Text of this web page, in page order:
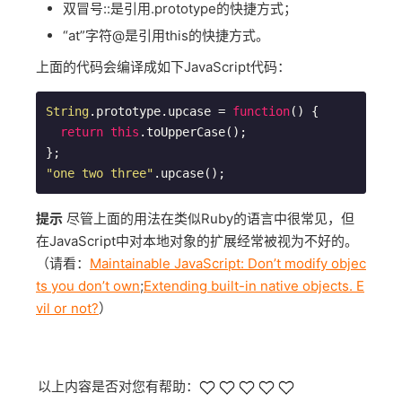
双冒号::是引用.prototype的快捷方式；
“at”字符@是引用this的快捷方式。
上面的代码会编译成如下JavaScript代码：
String.prototype.upcase = function( ) {
return this .toUpperCase();
"one two three" .upcase();
提示 尽管上面的用法在类似Ruby的语言中很常见，但
在JavaScript中对本地对象的扩展经常被视为不好的。
（请看： Maintainable JavaScript: Don’t modify objec
ts you don’t own;Extending built-in native objects. E
vil or not?）
以上内容是否对您有帮助：